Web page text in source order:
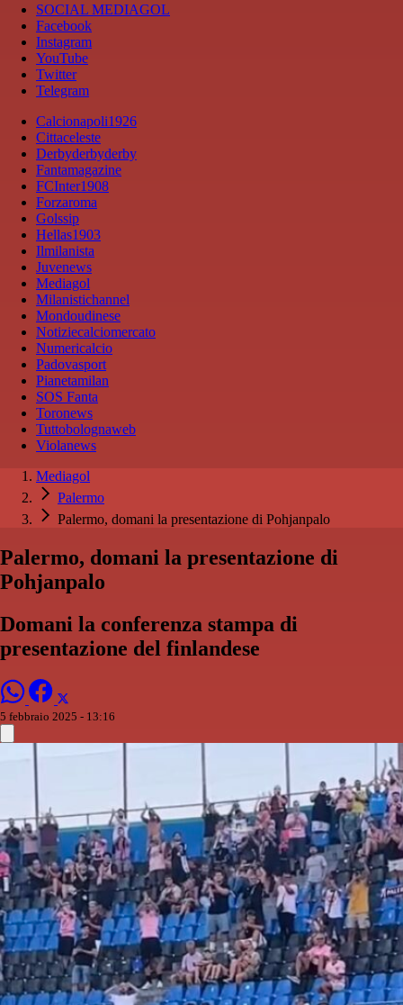
SOCIAL MEDIAGOL
Facebook
Instagram
YouTube
Twitter
Telegram
Calcionapoli1926
Cittaceleste
Derbyderbyderby
Fantamagazine
FCInter1908
Forzaroma
Golssip
Hellas1903
Ilmilanista
Juvenews
Mediagol
Milanistichannel
Mondoudinese
Notiziecalciomercato
Numericalcio
Padovasport
Pianetamilan
SOS Fanta
Toronews
Tuttobolognaweb
Violanews
Mediagol
Palermo
Palermo, domani la presentazione di Pohjanpalo
Palermo, domani la presentazione di
Pohjanpalo
Domani la conferenza stampa di
presentazione del finlandese
5 febbraio 2025 - 13:16